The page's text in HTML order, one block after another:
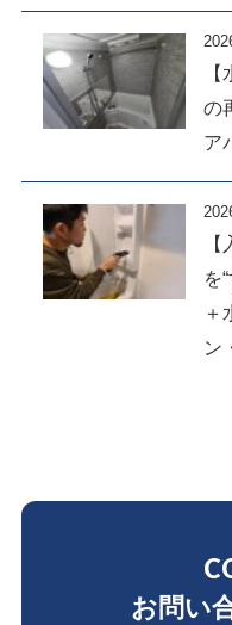
の
ア
を
＋
ン
お問い